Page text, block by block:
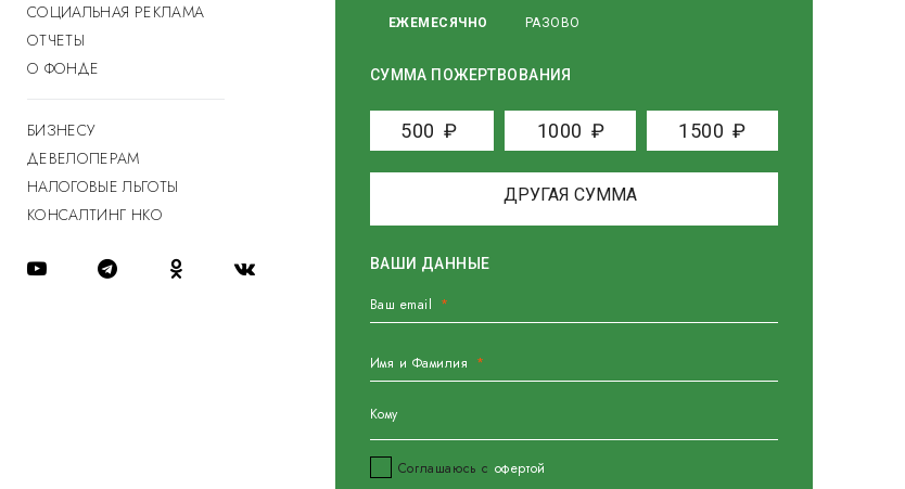
СОЦИАЛЬНАЯ РЕКЛАМА
ОТЧЕТЫ
О ФОНДЕ
БИЗНЕСУ
ДЕВЕЛОПЕРАМ
НАЛОГОВЫЕ ЛЬГОТЫ
КОНСАЛТИНГ НКО
ЕЖЕМЕСЯЧНО РАЗОВО
СУММА ПОЖЕРТВОВАНИЯ
500 ₽ 1000 ₽ 1500 ₽
ВАШИ ДАННЫЕ
Ваш email
Имя и Фамилия
Кому
Соглашаюсь с офертой